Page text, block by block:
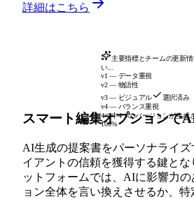
詳細はこちら
主要指標とチームの更新
い...
v1 — データ重視
v2 — 物語性
v3 — ビジュアル
選択済み
v4 — バランス重視
4つ中4つのバージョンが生成
100%
スマート編集オプションで
AI生成の提案書をパーソナライズ
イアントの信頼を獲得する鍵と
ットフォームでは、AIに影響力
ョン全体を言い換えさせるか、